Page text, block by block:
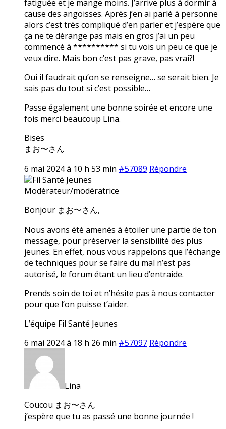
fatiguée et je mange moins. J’arrive plus à dormir à
cause des angoisses. Après j’en ai parlé à personne
alors c’est très compliqué d’en parler et j’espère que
ça ne te dérange pas mais en gros j’ai un peu
commencé à ********** si tu vois un peu ce que je
veux dire. Mais bon c’est pas grave, pas vrai?!
Oui il faudrait qu’on se renseigne… se serait bien. Je
sais pas du tout si c’est possible…
Passe également une bonne soirée et encore une
fois merci beaucoup Lina.
Bises
まお〜さん
6 mai 2024 à 10 h 53 min #57089 Répondre
Fil Santé Jeunes
Modérateur/modératrice
Bonjour まお〜さん,
Nous avons été amenés à étoiler une partie de ton
message, pour préserver la sensibilité des plus
jeunes. En effet, nous vous rappelons que l’échange
de techniques pour se faire du mal n’est pas
autorisé, le forum étant un lieu d’entraide.
Prends soin de toi et n’hésite pas à nous contacter
pour que l’on puisse t’aider.
L’équipe Fil Santé Jeunes
6 mai 2024 à 18 h 26 min #57097 Répondre
Lina
Coucou まお〜さん
j’espère que tu as passé une bonne journée !